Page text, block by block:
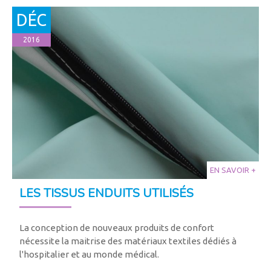
DÉC
2016
EN SAVOIR +
LES TISSUS ENDUITS UTILISÉS
La conception de nouveaux produits de confort
nécessite la maitrise des matériaux textiles dédiés à
l'hospitalier et au monde médical.